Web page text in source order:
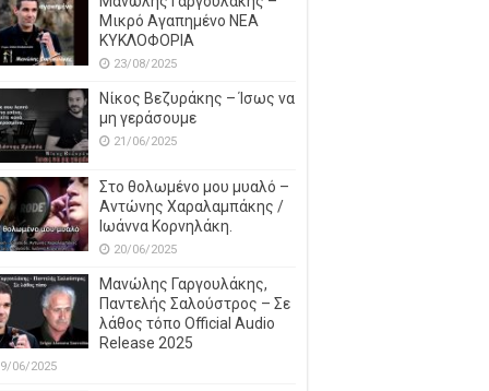
Μικρό Αγαπημένο NEΑ
ΚΥΚΛΟΦΟΡΙΑ
23/08/2025
Νίκος Βεζυράκης – Ίσως να
μη γεράσουμε
21/06/2025
Στο θολωμένο μου μυαλό –
Αντώνης Χαραλαμπάκης /
Ιωάννα Κορνηλάκη.
20/06/2025
Μανώλης Γαργουλάκης,
Παντελής Σαλούστρος – Σε
λάθος τόπο Official Audio
Release 2025
06/2025